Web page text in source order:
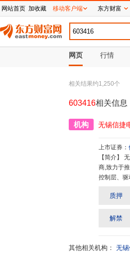
网页 行情
相关结果约1,250个
603416相关信息
机构 无锡信捷
上市证券：
【简介】
商,致力于
控制层、
品、定制
质押
解禁
其他相关机构： 无
网站首页 加收藏 移动客户端 东方财富